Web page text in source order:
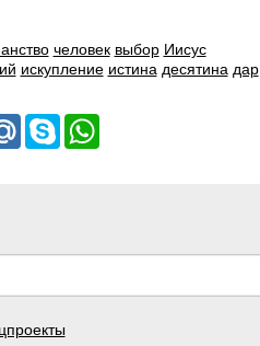
человек выбор Иисус
искупление истина десятина дар
Mail.RuSkypeWhatsApp